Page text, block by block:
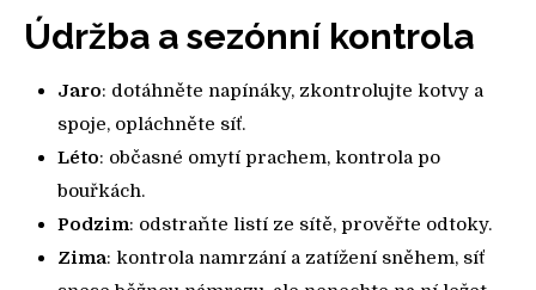
Údržba a sezónní kontrola
Jaro: dotáhněte napínáky, zkontrolujte kotvy a
spoje, opláchněte síť.
Léto: občasné omytí prachem, kontrola po
bouřkách.
Podzim: odstraňte listí ze sítě, prověřte odtoky.
Zima: kontrola namrzání a zatížení sněhem, síť